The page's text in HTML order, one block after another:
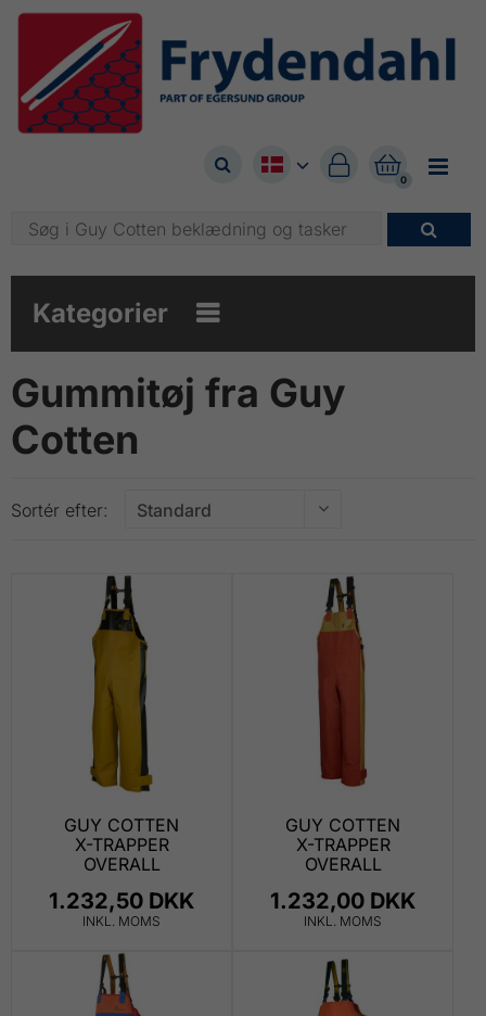


0


Kategorier 
Gummitøj fra Guy
Cotten
Sortér efter:
GUY COTTEN
X-TRAPPER
OVERALL
1.232,50 DKK
INKL. MOMS
GUY COTTEN
X-TRAPPER
OVERALL
1.232,00 DKK
INKL. MOMS